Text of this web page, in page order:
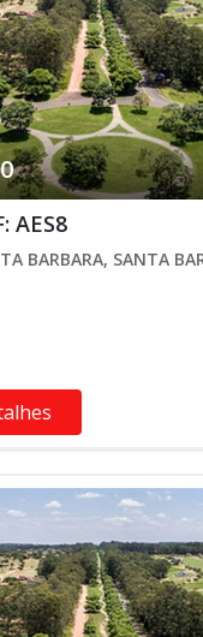
AES8
BARBARA, SANTA